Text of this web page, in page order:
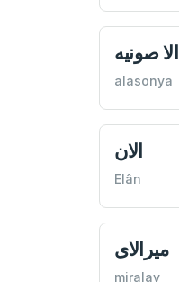
الا صونيه
alasonya
الان
Elân
ميرالای
miralay